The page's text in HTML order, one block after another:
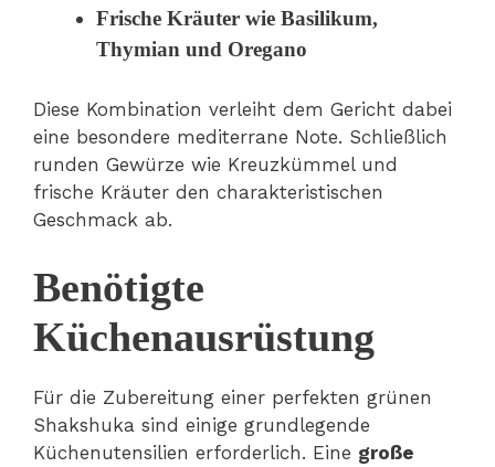
Frische Kräuter wie Basilikum,
Thymian und Oregano
Diese Kombination verleiht dem Gericht dabei
eine besondere mediterrane Note. Schließlich
runden Gewürze wie Kreuzkümmel und
frische Kräuter den charakteristischen
Geschmack ab.
Benötigte
Küchenausrüstung
Für die Zubereitung einer perfekten grünen
Shakshuka sind einige grundlegende
Küchenutensilien erforderlich. Eine große